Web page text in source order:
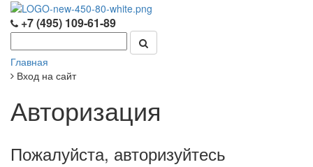
+7 (495) 109-61-89
Главная
Вход на сайт
Авторизация
Пожалуйста, авторизуйтесь